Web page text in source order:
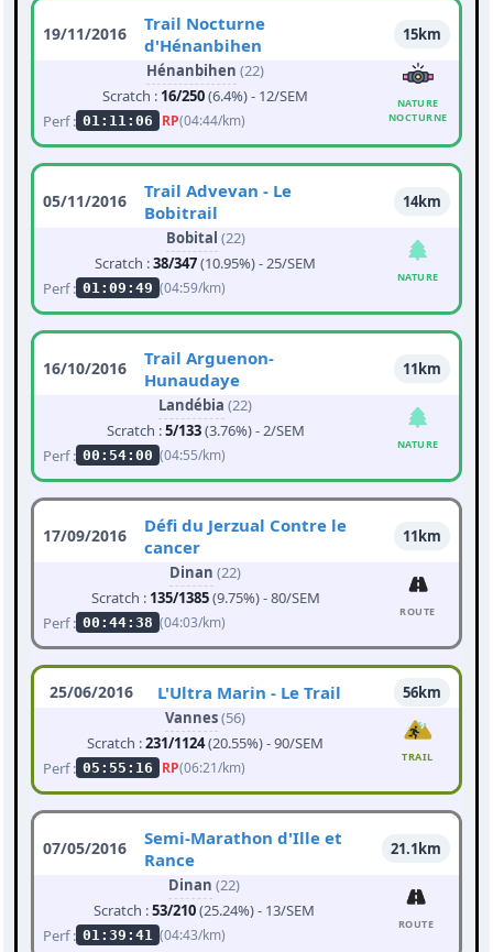
19/11/2016
Trail Nocturne
d'Hénanbihen
15km
Hénanbihen (22)
Scratch : 16/250(6.4%) - 12/SEM
Perf : 01:11:06 RP(04:44/km)
NATURE
NOCTURNE
05/11/2016
Trail Advevan - Le
Bobitrail
14km
Bobital (22)
Scratch :38/347(10.95%) - 25/SEM
Perf : 01:09:49 (04:59/km)
NATURE
16/10/2016
Trail Arguenon-
Hunaudaye
11km
Landébia (22)
Scratch :5/133(3.76%) - 2/SEM
Perf : 00:54:00 (04:55/km)
NATURE
17/09/2016
Défi du Jerzual Contre le
cancer
11km
Dinan (22)
Scratch : 135/1385(9.75%) - 80/SEM
Perf : 00:44:38 (04:03/km)
ROUTE
25/06/2016 L'Ultra Marin - Le Trail
56km
Vannes(56)
Scratch :231/1124(20.55%) - 90/SEM
Perf : 05:55:16 RP(06:21/km)
TRAIL
07/05/2016
Semi-Marathon d'Ille et
Rance
21.1km
Dinan (22)
Scratch :53/210(25.24%) - 13/SEM
Perf : 01:39:41 (04:43/km)
ROUTE